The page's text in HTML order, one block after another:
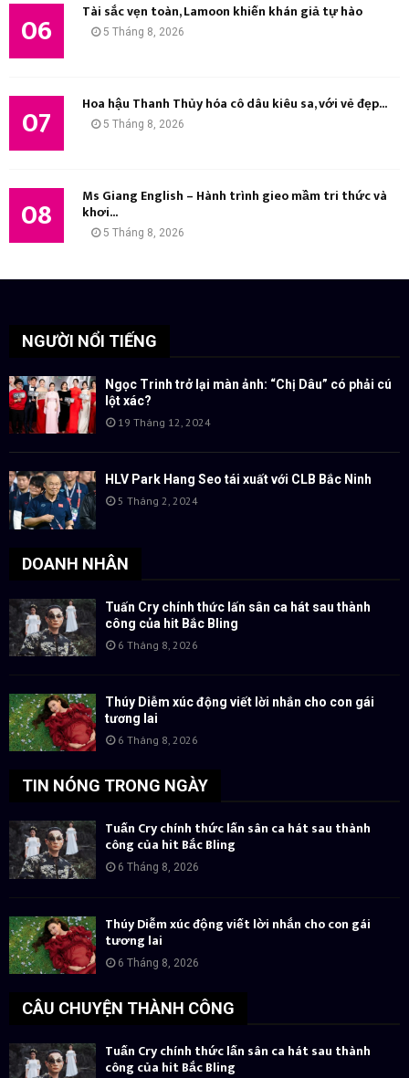
06 Tài sắc vẹn toàn, Lamoon khiến khán giả tự hào
5 Tháng 8, 2026
07 Hoa hậu Thanh Thủy hóa cô dâu kiêu sa, với vẻ đẹp...
5 Tháng 8, 2026
08 Ms Giang English – Hành trình gieo mầm tri thức và
khơi...
5 Tháng 8, 2026
NGƯỜI NỔI TIẾNG
Ngọc Trinh trở lại màn ảnh: “Chị Dâu” có phải cú
lột xác?
19 Tháng 12, 2024
HLV Park Hang Seo tái xuất với CLB Bắc Ninh
5 Tháng 2, 2024
DOANH NHÂN
Tuấn Cry chính thức lấn sân ca hát sau thành
công của hit Bắc Bling
6 Tháng 8, 2026
Thúy Diễm xúc động viết lời nhắn cho con gái
tương lai
6 Tháng 8, 2026
TIN NÓNG TRONG NGÀY
Tuấn Cry chính thức lấn sân ca hát sau thành
công của hit Bắc Bling
6 Tháng 8, 2026
Thúy Diễm xúc động viết lời nhắn cho con gái
tương lai
6 Tháng 8, 2026
CÂU CHUYỆN THÀNH CÔNG
Tuấn Cry chính thức lấn sân ca hát sau thành
công của hit Bắc Bling